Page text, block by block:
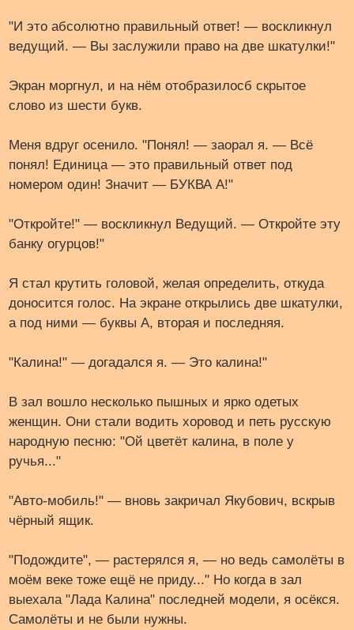
"И это абсолютно правильный ответ! — воскликнул
ведущий. — Вы заслужили право на две шкатулки!"
Экран моргнул, и на нём отобразилосб скрытое
слово из шести букв.
Меня вдруг осенило. "Понял! — заорал я. — Всё
понял! Единица — это правильный ответ под
номером один! Значит — БУКВА А!"
"Откройте!" — воскликнул Ведущий. — Откройте эту
банку огурцов!"
Я стал крутить головой, желая определить, откуда
доносится голос. На экране открылись две шкатулки,
а под ними — буквы А, вторая и последняя.
"Калина!" — догадался я. — Это калина!"
В зал вошло несколько пышных и ярко одетых
женщин. Они стали водить хоровод и петь русскую
народную песню: "Ой цветёт калина, в поле у
ручья..."
"Авто-мобиль!" — вновь закричал Якубович, вскрыв
чёрный ящик.
"Подождите", — растерялся я, — но ведь самолёты в
моём веке тоже ещё не приду..." Но когда в зал
выехала "Лада Калина" последней модели, я осёкся.
Самолёты и не были нужны.